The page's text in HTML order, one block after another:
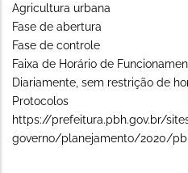
Agricultura urbana
Fase de abertura
Fase de controle
Faixa de Horário de
Diariamente, sem restrição de
Protocolos
https://prefeitura.pbh.gov.br/
governo/planejamento/2020/